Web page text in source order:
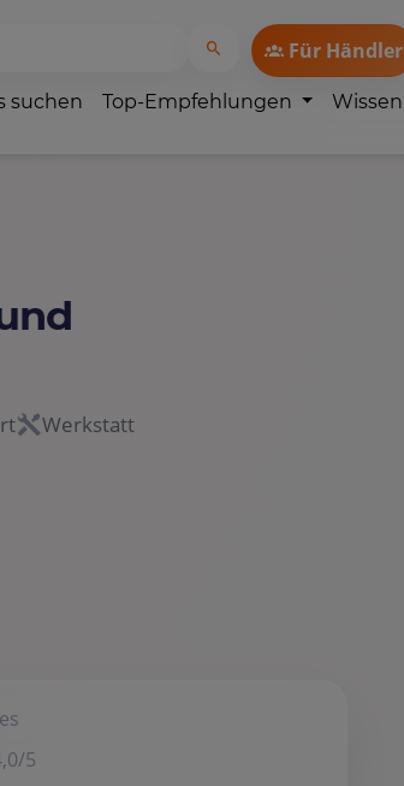
Für Händler
suchen Top-Empfehlungen Wissen
Werkstatt
5